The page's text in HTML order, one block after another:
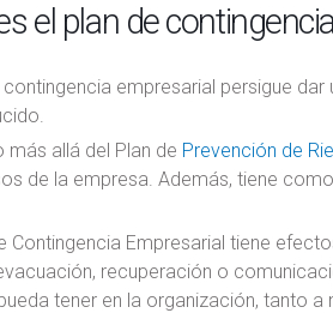
el plan de
contingencia empresarial persigue
más allá del Plan de Prevención de
de la empresa. Además, tiene
Contingencia Empresarial tiene
recuperación o
tener en la organización, tanto